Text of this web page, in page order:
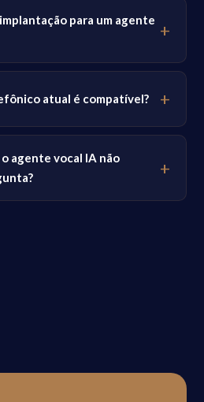
para um agente
atual é compatível?
agente vocal IA não